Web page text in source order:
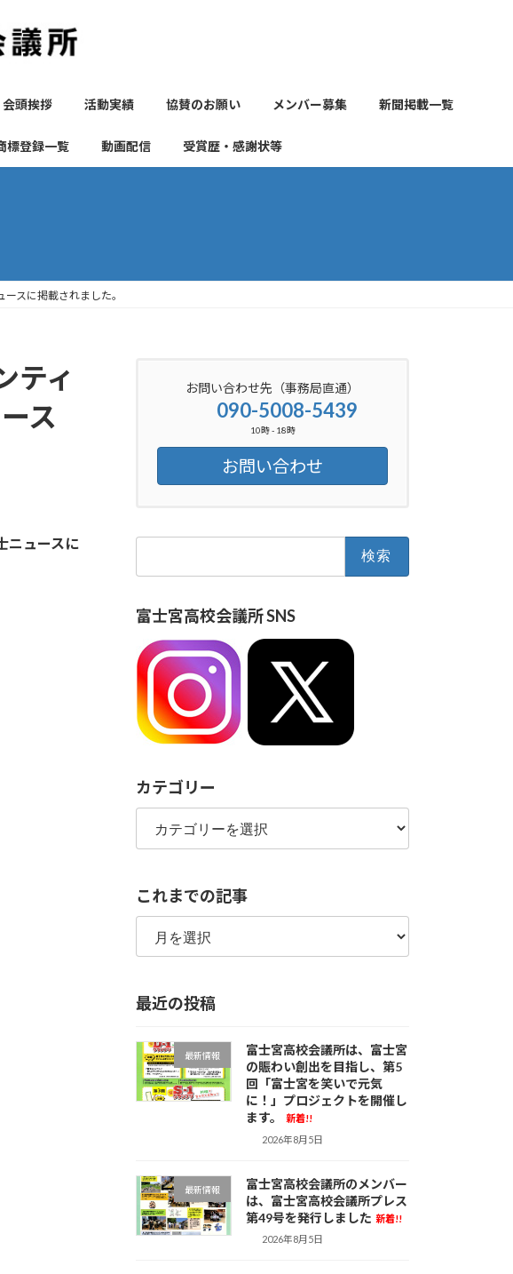
会頭挨拶 活動実績 協賛のお願い メンバー募集 新聞掲載一覧
標登録一覧 動画配信 受賞歴・感謝状等
スに掲載されました。
ティ
ス
ニュースに
お問い合わせ先（事務局直通）
090-5008-5439
10時 - 18時
お問い合わせ
富士宮高校会議所 SNS
カテゴリー
カ
ゴ
ー
これまでの記事
こ
ま
の
事
最近の投稿
最新情報
富士宮高校会議所は、富士宮
の賑わい創出を目指し、第5
回「富士宮を笑いで元気
に！」プロジェクトを開催し
ます。
新着!!
2026年8月5日
最新情報
富士宮高校会議所のメンバー
は、富士宮高校会議所プレス
第49号を発行しました 新着!!
2026年8月5日